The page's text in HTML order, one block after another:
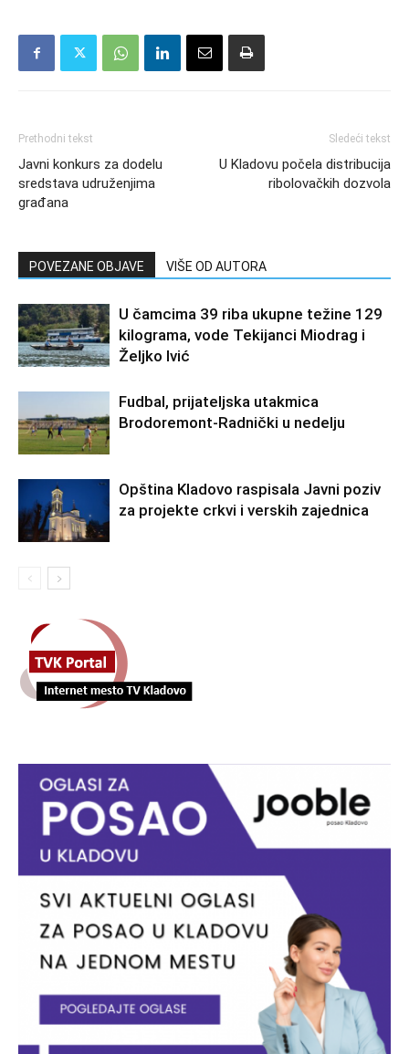
Prethodni tekst
Javni konkurs za dodelu
sredstava udruženjima
građana
Sledeći tekst
U Kladovu počela distribucija
ribolovačkih dozvola
POVEZANE OBJAVE VIŠE OD AUTORA
U čamcima 39 riba ukupne težine 129
kilograma, vode Tekijanci Miodrag i
Željko Ivić
Fudbal, prijateljska utakmica
Brodoremont-Radnički u nedelju
Opština Kladovo raspisala Javni poziv
za projekte crkvi i verskih zajednica